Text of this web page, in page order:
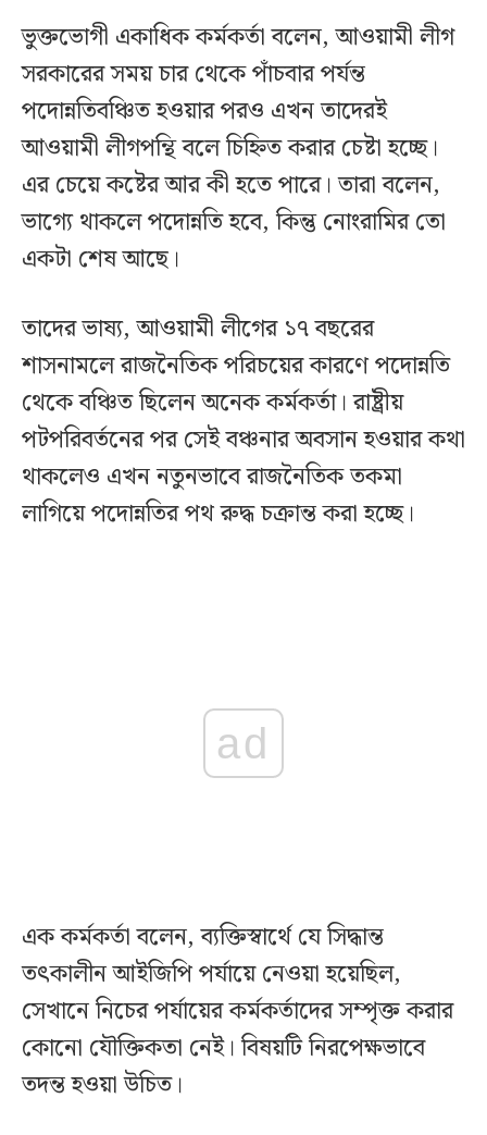
ভুক্তভোগী একাধিক কর্মকর্তা বলেন, আওয়ামী লীগ
সরকারের সময় চার থেকে পাঁচবার পর্যন্ত
পদোন্নতিবঞ্চিত হওয়ার পরও এখন তাদেরই
আওয়ামী লীগপন্থি বলে চিহ্নিত করার চেষ্টা হচ্ছে।
এর চেয়ে কষ্টের আর কী হতে পারে। তারা বলেন,
ভাগ্যে থাকলে পদোন্নতি হবে, কিন্তু নোংরামির তো
একটা শেষ আছে।
তাদের ভাষ্য, আওয়ামী লীগের ১৭ বছরের
শাসনামলে রাজনৈতিক পরিচয়ের কারণে পদোন্নতি
থেকে বঞ্চিত ছিলেন অনেক কর্মকর্তা। রাষ্ট্রীয়
পটপরিবর্তনের পর সেই বঞ্চনার অবসান হওয়ার কথা
থাকলেও এখন নতুনভাবে রাজনৈতিক তকমা
লাগিয়ে পদোন্নতির পথ রুদ্ধ চক্রান্ত করা হচ্ছে।
ad
এক কর্মকর্তা বলেন, ব্যক্তিস্বার্থে যে সিদ্ধান্ত
তৎকালীন আইজিপি পর্যায়ে নেওয়া হয়েছিল,
সেখানে নিচের পর্যায়ের কর্মকর্তাদের সম্পৃক্ত করার
কোনো যৌক্তিকতা নেই। বিষয়টি নিরপেক্ষভাবে
তদন্ত হওয়া উচিত।